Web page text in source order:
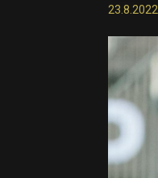
23.8.2022